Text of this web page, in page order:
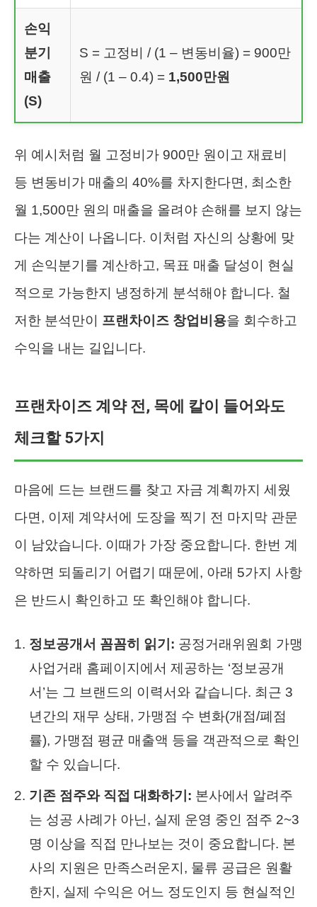
손익
분기
매출
(S)
S = 고정비 / (1 – 변동비율) = 900만
원 / (1 – 0.4) = 1,500만원
위 예시처럼 월 고정비가 900만 원이고 재료비
등 변동비가 매출의 40%를 차지한다면, 최소한
월 1,500만 원의 매출을 올려야 손해를 보지 않는
다는 계산이 나옵니다. 이처럼 자신의 상황에 맞
게 손익분기를 계산하고, 목표 매출 달성이 현실
적으로 가능한지 냉정하게 분석해야 합니다. 철
저한 분석만이 프랜차이즈 창업비용을 회수하고
수익을 내는 길입니다.
프랜차이즈 계약 전, 목에 칼이 들어와도
체크할 5가지
마음에 드는 브랜드를 찾고 자금 계획까지 세웠
다면, 이제 계약서에 도장을 찍기 전 마지막 관문
이 남았습니다. 이때가 가장 중요합니다. 한번 계
약하면 되돌리기 어렵기 때문에, 아래 5가지 사항
은 반드시 확인하고 또 확인해야 합니다.
정보공개서 꼼꼼히 읽기: 공정거래위원회 가맹
사업거래 홈페이지에서 제공하는 ‘정보공개
서’는 그 브랜드의 이력서와 같습니다. 최근 3
년간의 재무 상태, 가맹점 수 변화(개점/폐점
률), 가맹점 평균 매출액 등을 객관적으로 확인
할 수 있습니다.
기존 점주와 직접 대화하기: 본사에서 알려주
는 성공 사례가 아닌, 실제 운영 중인 점주 2~3
명 이상을 직접 만나보는 것이 중요합니다. 본
사의 지원은 만족스러운지, 물류 공급은 원활
한지, 실제 수익은 어느 정도인지 등 현실적인